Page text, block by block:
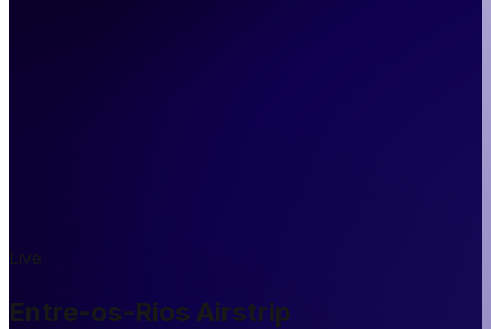
Live
Entre-os-Rios Airstrip